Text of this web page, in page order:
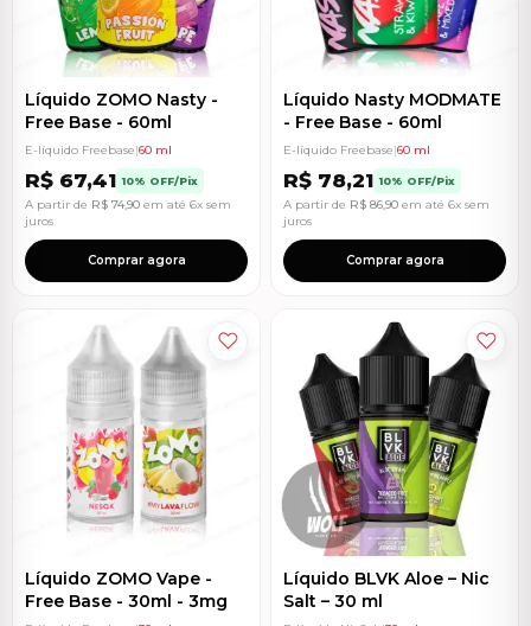
Líquido ZOMO Nasty -
Free Base - 60ml
E-líquido Freebase|60 ml
R$ 67,41 10% OFF/Pix
A partir de R$ 74,90 em até 6x sem
juros
Comprar agora
Líquido Nasty MODMATE
- Free Base - 60ml
E-líquido Freebase|60 ml
R$ 78,21 10% OFF/Pix
A partir de R$ 86,90 em até 6x sem
juros
Comprar agora
Líquido ZOMO Vape -
Free Base - 30ml - 3mg
Líquido BLVK Aloe – Nic
Salt – 30 ml